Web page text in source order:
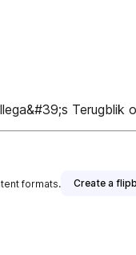
formats. Create a